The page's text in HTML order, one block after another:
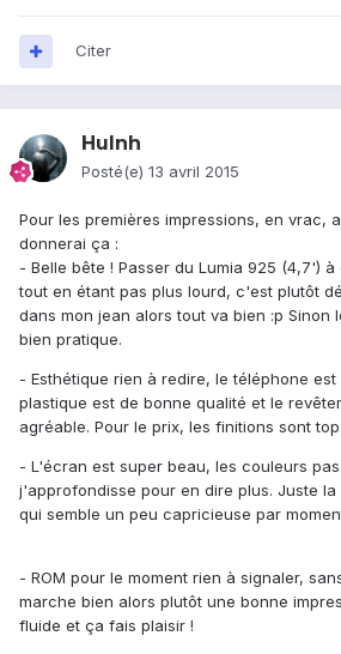
Citer
Hulnh
Posté(e) 13 avril 2015
Pour les premières impressions, en vrac,
donnerai ça :
- Belle bête ! Passer du Lumia 925 (4,7')
tout en étant pas plus lourd, c'est plutôt
dans mon jean alors tout va bien :p Sinon
bien pratique.
- Esthétique rien à redire, le téléphone est
plastique est de bonne qualité et le
agréable. Pour le prix, les finitions sont top.
- L'écran est super beau, les couleurs
j'approfondisse pour en dire plus. Juste la
qui semble un peu capricieuse par
- ROM pour le moment rien à signaler,
marche bien alors plutôt une bonne
fluide et ça fais plaisir !